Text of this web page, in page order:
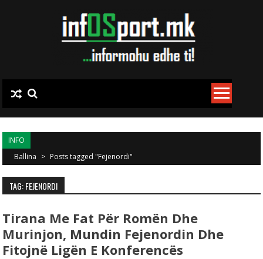
INFO
Ballina > Posts tagged "Fejenordi"
TAG: FEJENORDI
Tirana Me Fat Për Romën Dhe
Murinjon, Mundin Fejenordin Dhe
Fitojnë Ligën E Konferencës